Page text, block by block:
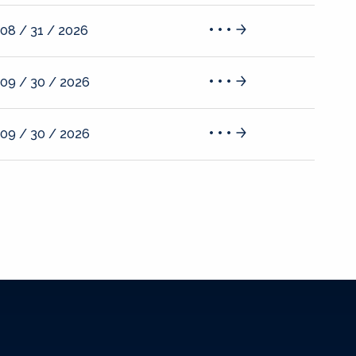
08 / 31 / 2026
09 / 30 / 2026
09 / 30 / 2026